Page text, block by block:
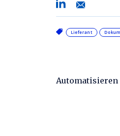
Lieferant
Automatisieren